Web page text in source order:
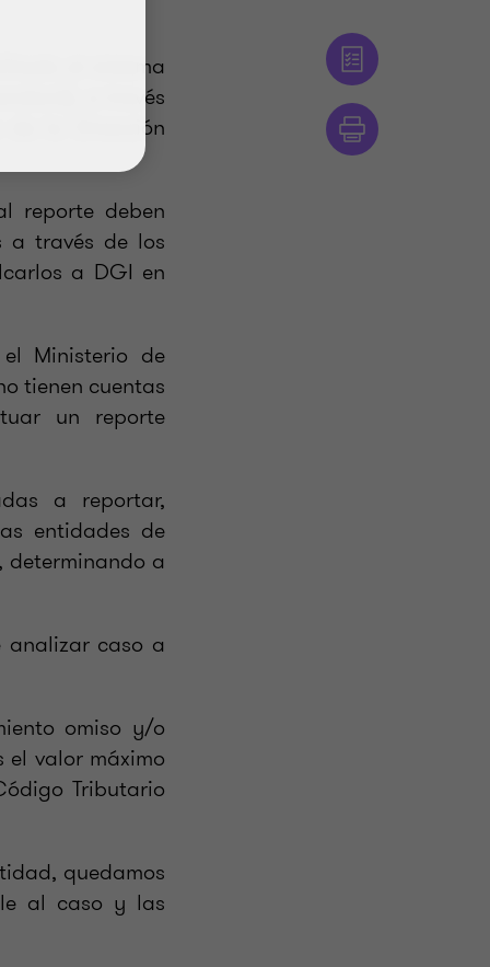
el sistema
a través
de la Dirección
reporte deben
a través de los
a DGI en
Ministerio de
tienen cuentas
un reporte
a reportar,
entidades de
determinando a
caso a
omiso y/o
valor máximo
Tributario
quedamos
al caso y las